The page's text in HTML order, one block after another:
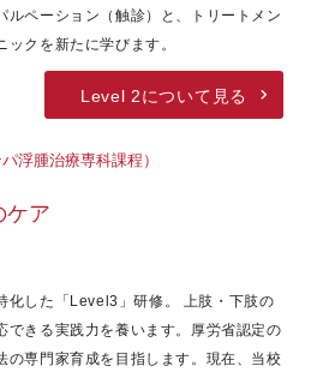
ルペーション（触診）と、トリートメン
ックを新たに学びます。
Level 2について見る
ケア
化した「Level3」研修。 上肢・下肢の
できる実践力を養います。厚労省認定の
の専門家育成を目指します。現在、当校